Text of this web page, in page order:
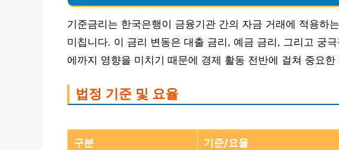
기준금리는 한국은행이 금융기관 간의 자금 거래에 적용하
미칩니다. 이 금리 변동은 대출 금리, 예금 금리, 그리고 궁
에까지 영향을 미치기 때문에 경제 활동 전반에 걸쳐 중요
법정 기준 및 요율
구분 기준/요율